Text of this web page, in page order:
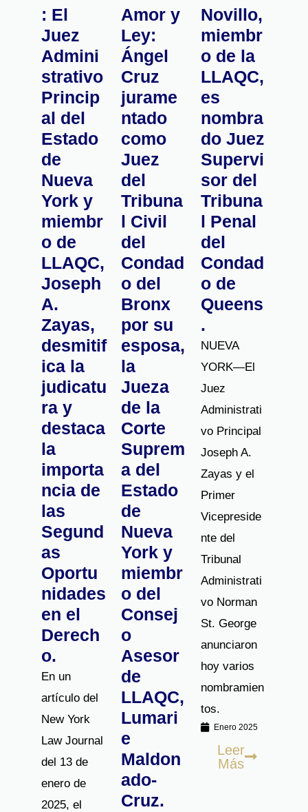
: El
Juez
Admini
strativo
Princip
al del
Estado
de
Nueva
York y
miembr
o de
LLAQC,
Joseph
A.
Zayas,
desmitif
ica la
judicatu
ra y
destaca
la
importa
ncia de
las
Segund
as
Oportu
nidades
en el
Derech
o.
En un
artículo del
New York
Law Journal
del 13 de
enero de
2025, el
Amor y
Ley:
Ángel
Cruz
jurame
ntado
como
Juez
del
Tribuna
l Civil
del
Condad
o del
Bronx
por su
esposa,
la
Jueza
de la
Corte
Suprem
a del
Estado
de
Nueva
York y
miembr
o del
Consej
o
Asesor
de
LLAQC,
Lumari
e
Maldon
ado-
Cruz.
Novillo,
miembr
o de la
LLAQC,
es
nombra
do Juez
Supervi
sor del
Tribuna
l Penal
del
Condad
o de
Queens
.
NUEVA
YORK—El
Juez
Administrati
vo Principal
Joseph A.
Zayas y el
Primer
Vicepreside
nte del
Tribunal
Administrati
vo Norman
St. George
anunciaron
hoy varios
nombramien
tos.
Enero 2025
Leer
Más